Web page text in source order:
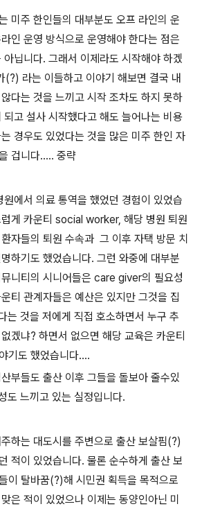
미주 한인들의 대부분도 오프 라인의 운
인 운영 방식으로 운영해야 한다는 점은
닙니다. 그래서 이제라도 시작해야 하겠
(?) 라는 이들하고 이야기 해보면 결국 내
다는 것을 느끼고 시작 조차도 하지 못하
고 설사 시작했다고 해도 늘어나는 비용
경우도 있었다는 것을 많은 미주 한인 자
겁니다..... 중략
에서 의료 통역을 했었던 경험이 있었습
게 카운티 social worker, 해당 병원 퇴원
자들의 퇴원 수속과 그 이후 자택 방문 치
하기도 했었습니다. 그런 와중에 대부분
니티의 시니어들은 care giver의 필요성
티 관계자들은 예산은 있지만 그것을 집
것을 저에게 직접 호소하면서 누구 추
겠냐? 하면서 없으면 해당 교육은 카운티
기도 했었습니다....
부들도 출산 이후 그들을 돌보아 줄수있
도 느끼고 있는 실정입니다.
하는 대도시를 주변으로 출산 보살핌(?)
적이 있었습니다. 물론 순수하게 출산 보
이 탈바꿈(?)해 시민권 획득을 목적으로
은 적이 있었으나 이제는 동양인아닌 미